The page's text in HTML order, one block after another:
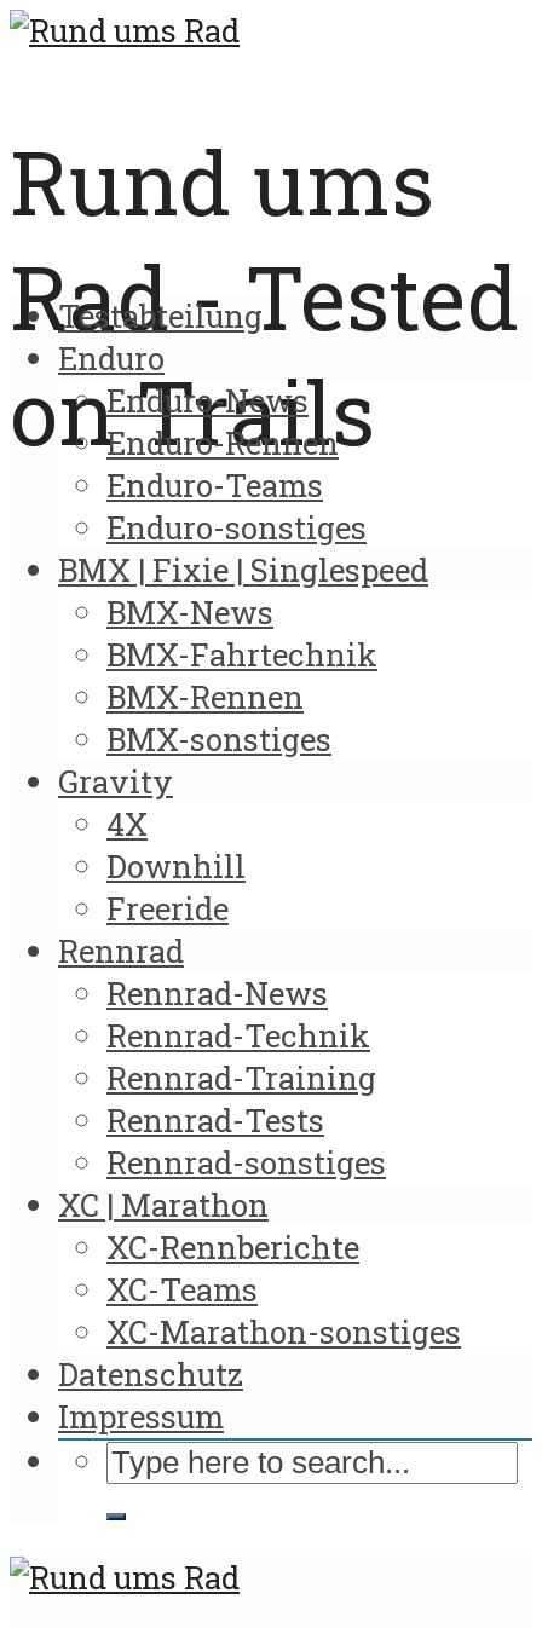
Rund ums
Rad - Tested
on Trails
Testabteilung
Enduro
Enduro-News
Enduro-Rennen
Enduro-Teams
Enduro-sonstiges
BMX | Fixie | Singlespeed
BMX-News
BMX-Fahrtechnik
BMX-Rennen
BMX-sonstiges
Gravity
4X
Downhill
Freeride
Rennrad
Rennrad-News
Rennrad-Technik
Rennrad-Training
Rennrad-Tests
Rennrad-sonstiges
XC | Marathon
XC-Rennberichte
XC-Teams
XC-Marathon-sonstiges
Datenschutz
Impressum